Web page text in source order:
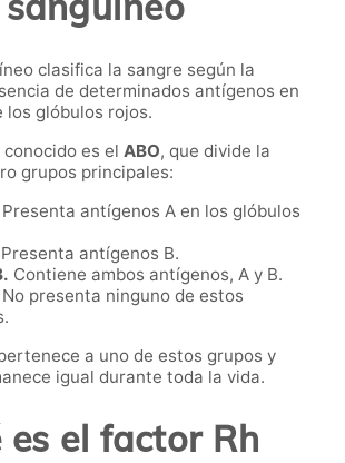
clasifica la sangre según la
de determinados antígenos en
los glóbulos rojos.
es el ABO, que divide la
grupos principales:
Presenta antígenos A en los glóbulos
Presenta antígenos B.
Contiene ambos antígenos, A y B.
No presenta ninguno de estos
a uno de estos grupos y
igual durante toda la vida.
es el factor Rh